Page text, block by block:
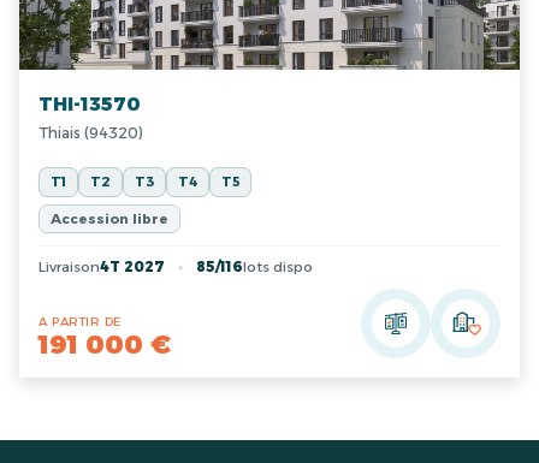
THI-13570
Thiais (94320)
T1 T2 T3 T4 T5
Accession libre
Livraison4T 2027 85/116lots dispo
A PARTIR DE
191 000 €